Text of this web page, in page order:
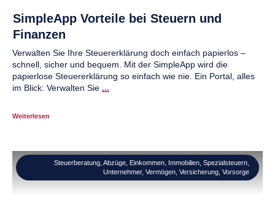
SimpleApp Vorteile bei Steuern und
Finanzen
Verwalten Sie Ihre Steuererklärung doch einfach papierlos –
schnell, sicher und bequem. Mit der SimpleApp wird die
papierlose Steuererklärung so einfach wie nie. Ein Portal, alles
im Blick: Verwalten Sie ...
Weiterlesen
Steuerberatung Abzüge Einkommen Immobilien Spezialsteuern
Unternehmer, Vermögen Versicherung Vorsorge